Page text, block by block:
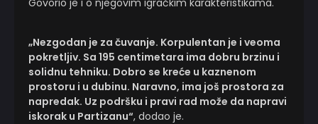
Govorio je i o njegovim igračkim karakteristikama.
„Nezgodan je za čuvanje. Korpulentan je i veoma
pokretljiv. Sa 195 centimetara ima dobru brzinu i
solidnu tehniku. Dobro se kreće u kaznenom
prostoru i u dubinu. Naravno, ima još prostora za
napredak. Uz podršku i pravi rad može da napravi
iskorak u Partizanu“, dodao je.